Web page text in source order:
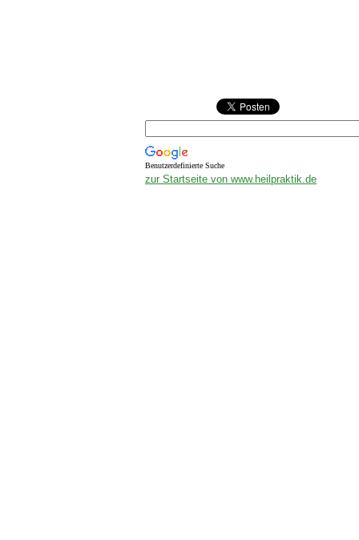
Benutzerdefinierte Suche
zur Startseite von www.heilpraktik.de